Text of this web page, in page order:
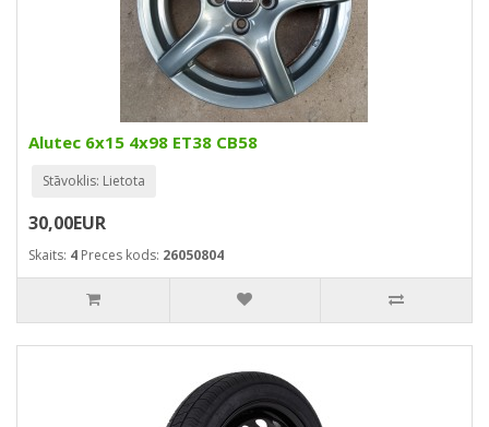
Alutec 6x15 4x98 ET38 CB58
Stāvoklis: Lietota
30,00EUR
Skaits: 4 Preces kods: 26050804